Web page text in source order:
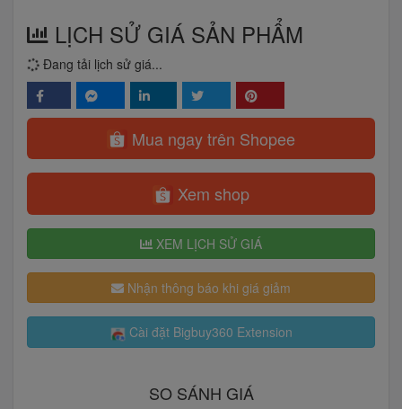
LỊCH SỬ GIÁ SẢN PHẨM
Đang tải lịch sử giá...
Mua ngay trên Shopee
Xem shop
XEM LỊCH SỬ GIÁ
Nhận thông báo khi giá giảm
Cài đặt Bigbuy360 Extension
SO SÁNH GIÁ